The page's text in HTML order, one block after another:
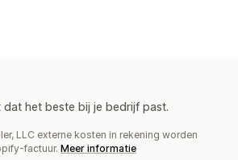
dat het beste bij je bedrijf past.
LLC externe kosten in rekening worden
factuur. Meer informatie